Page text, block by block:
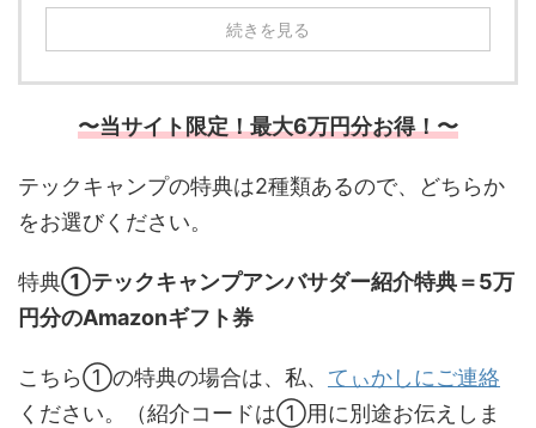
続きを見る
〜当サイト限定！最大6万円分お得！〜
テックキャンプの特典は2種類あるので、どちらか
をお選びください。
特典①テックキャンプアンバサダー紹介特典＝5万
円分のAmazonギフト券
こちら①の特典の場合は、私、 てぃかしにご連絡
ください。（紹介コードは①用に別途お伝えしま